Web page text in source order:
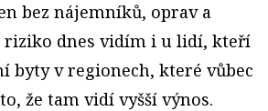
bez nájemníků, oprav a
riziko dnes vidím i u lidí, kteří
byty v regionech, které vůbec
že tam vidí vyšší výnos.